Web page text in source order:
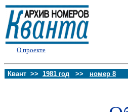
О проекте
Квант >> 1981 год >> номер 8